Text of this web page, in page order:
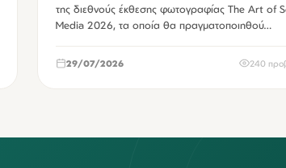
της διεθνούς έκθεσης φωτογραφίας The Art of
Media 2026, τα οποία θα πραγματοποιηθού…
29/07/2026 240